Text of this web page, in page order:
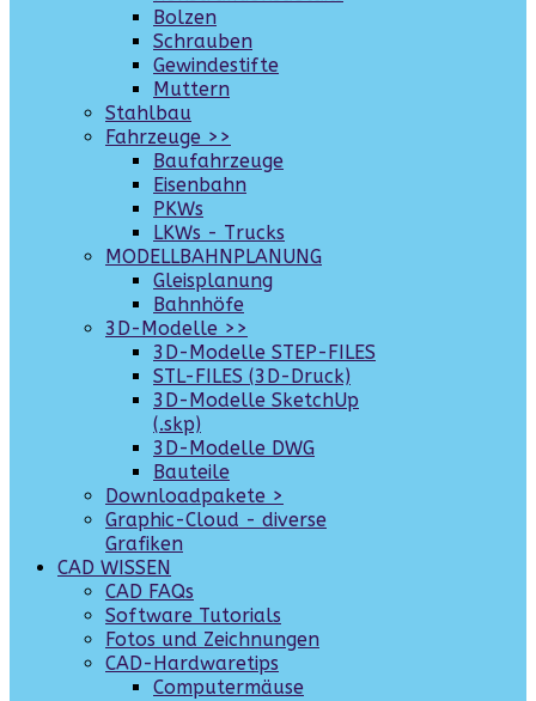
Bolzen
Schrauben
Gewindestifte
Muttern
Stahlbau
Fahrzeuge >>
Baufahrzeuge
Eisenbahn
PKWs
LKWs - Trucks
MODELLBAHNPLANUNG
Gleisplanung
Bahnhöfe
3D-Modelle >>
3D-Modelle STEP-FILES
STL-FILES (3D-Druck)
3D-Modelle SketchUp
(.skp)
3D-Modelle DWG
Bauteile
Downloadpakete >
Graphic-Cloud - diverse
Grafiken
CAD WISSEN
CAD FAQs
Software Tutorials
Fotos und Zeichnungen
CAD-Hardwaretips
Computermäuse